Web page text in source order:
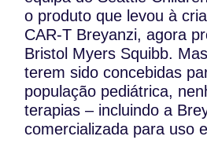
o produto que levou à
CAR-T Breyanzi, agora
Bristol Myers Squibb.
terem sido concebidas
população pediátrica,
terapias – incluindo a
comercializada para uso